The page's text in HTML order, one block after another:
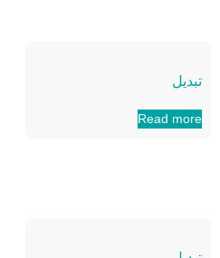
تبدیل
Read more